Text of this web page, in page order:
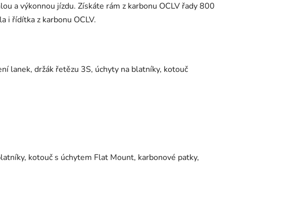
a výkonnou jízdu. Získáte rám z karbonu OCLV řady 800
i řídítka z karbonu OCLV.
lanek, držák řetězu 3S, úchyty na blatníky, kotouč
kotouč s úchytem Flat Mount, karbonové patky,